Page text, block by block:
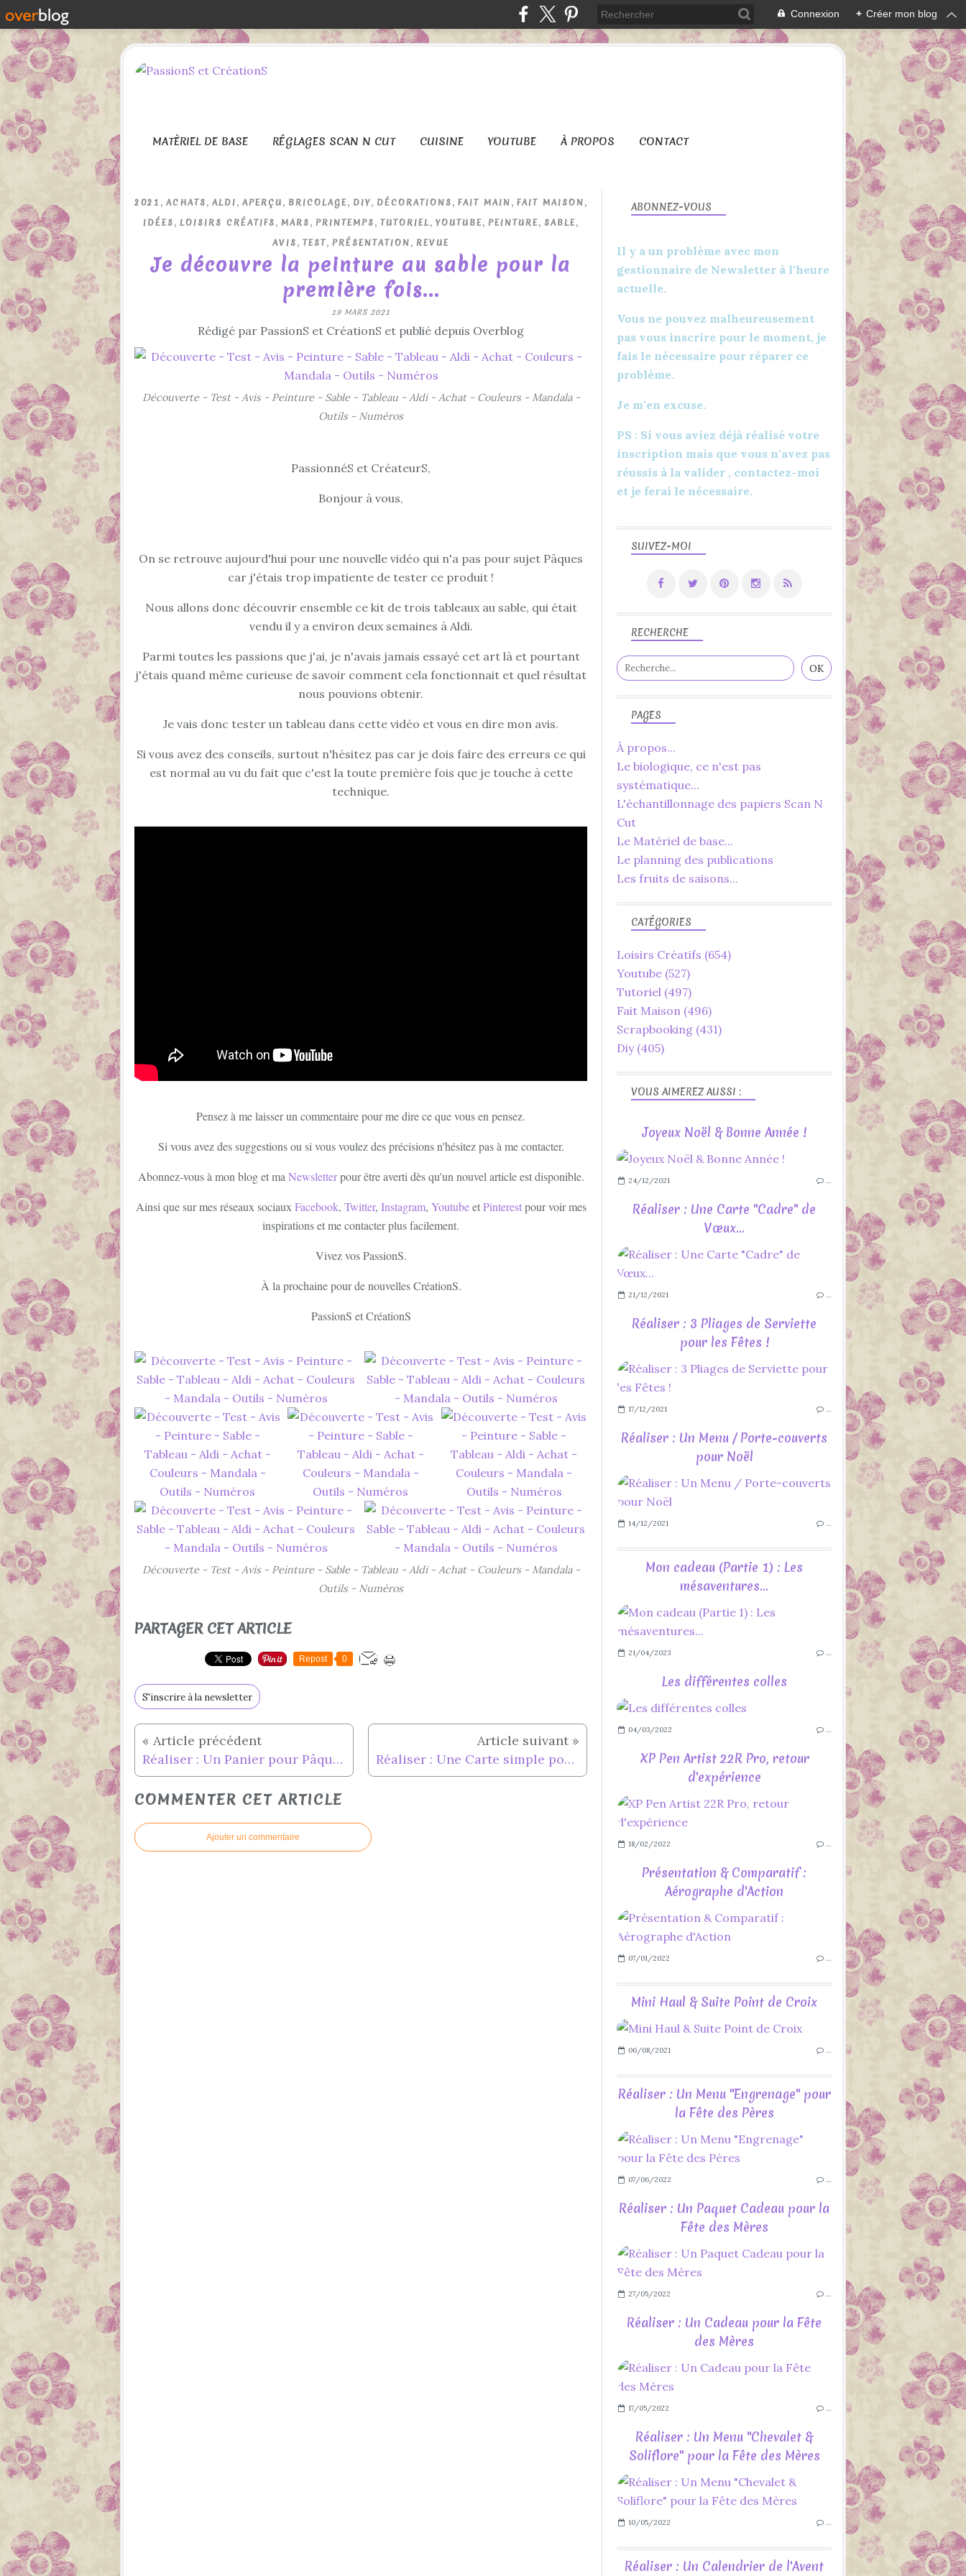
Connexion + Créer mon blog
MATÈRIEL DE BASE RÉGLAGES SCAN N CUT CUISINE YOUTUBE À PROPOS CONTACT
2021 , ACHATS, ALDI, APERÇU, BRICOLAGE, DIY, DÉCORATIONS, FAIT MAIN, FAIT MAISON,
IDÉES, LOISIRS CRÉATIFS, MARS, PRINTEMPS, TUTORIEL, YOUTUBE, PEINTURE, SABLE,
AVIS, TEST, PRÉSENTATION, REVUE
Je découvre la peinture au sable pour la
première fois...
19 MARS 2021
Rédigé par PassionS et CréationS et publié depuis Overblog
Découverte - Test - Avis - Peinture - Sable - Tableau - Aldi - Achat - Couleurs - Mandala -
Outils - Numéros
PassionnéS et CréateurS,
Bonjour à vous,
On se retrouve aujourd'hui pour une nouvelle vidéo qui n'a pas pour sujet Pâques
car j'étais trop impatiente de tester ce produit !
Nous allons donc découvrir ensemble ce kit de trois tableaux au sable, qui était
vendu il y a environ deux semaines à Aldi.
Parmi toutes les passions que j'ai, je n'avais jamais essayé cet art là et pourtant
j'étais quand même curieuse de savoir comment cela fonctionnait et quel résultat
nous pouvions obtenir.
Je vais donc tester un tableau dans cette vidéo et vous en dire mon avis.
Si vous avez des conseils, surtout n'hésitez pas car je dois faire des erreurs ce qui
est normal au vu du fait que c'est la toute première fois que je touche à cette
technique.
Pensez à me laisser un commentaire pour me dire ce que vous en pensez.
Si vous avez des suggestions ou si vous voulez des précisions n'hésitez pas à me contacter.
Abonnez-vous à mon blog et maNewsletterpour être averti dès qu'un nouvel article est disponible.
Ainsi que sur mes réseaux sociauxFacebook, Twitter, Instagram, YoutubeetPinterestpour voir mes
inspirations et me contacter plus facilement.
Vivez vos PassionS.
À la prochaine pour de nouvelles CréationS.
PassionS et CréationS
Découverte - Test - Avis - Peinture - Sable - Tableau - Aldi - Achat - Couleurs - Mandala -
Outils - Numéros
PARTAGER CET ARTICLE
Repost 0
S'inscrire à la newsletter
Réaliser : Un Panier pour Pâques... Réaliser : Une Carte simple pour Pâques...
COMMENTER CET ARTICLE
Ajouter un commentaire
SUIVEZ-MOI
RECHERCHE
VOUS AIMEREZ AUSSI :
Joyeux Noël & Bonne Année !
24/12/2021 …
Réaliser : Une Carte "Cadre" de
Vœux...
21/12/2021 …
Réaliser : 3 Pliages de Serviette
pour les Fêtes !
17/12/2021 …
Réaliser : Un Menu / Porte-couverts
pour Noël
14/12/2021 …
Mon cadeau (Partie 1) : Les
mésaventures...
21/04/2023 …
Les différentes colles
04/03/2022 …
XP Pen Artist 22R Pro, retour
d'expérience
18/02/2022 …
Présentation & Comparatif :
Aérographe d'Action
07/01/2022 …
Mini Haul & Suite Point de Croix
06/08/2021 …
Réaliser : Un Menu "Engrenage" pour
la Fête des Pères
07/06/2022 …
Réaliser : Un Paquet Cadeau pour la
Fête des Mères
27/05/2022 …
Réaliser : Un Cadeau pour la Fête
des Mères
17/05/2022 …
Réaliser : Un Menu "Chevalet &
Soliflore" pour la Fête des Mères
10/05/2022 …
Réaliser : Un Calendrier de l'Avent
PAGES
À propos...
Le biologique, ce n'est pas
systématique...
L'échantillonnage des papiers Scan N
Cut
Le Matériel de base...
Le planning des publications
Les fruits de saisons...
CATÉGORIES
Loisirs Créatifs (654)
Youtube (527)
Tutoriel (497)
Fait Maison (496)
Scrapbooking (431)
Diy(405)
ABONNEZ-VOUS
Il y a un problème avec mon
gestionnaire de Newsletter à l'heure
actuelle.
Vous ne pouvez malheureusement
pas vous inscrire pour le moment, je
fais le nécessaire pour réparer ce
problème.
Je m'en excuse.
PS : Si vous aviez déjà réalisé votre
inscription mais que vous n'avez pas
réussis à la valider , contactez-moi
et je ferai le nécessaire.